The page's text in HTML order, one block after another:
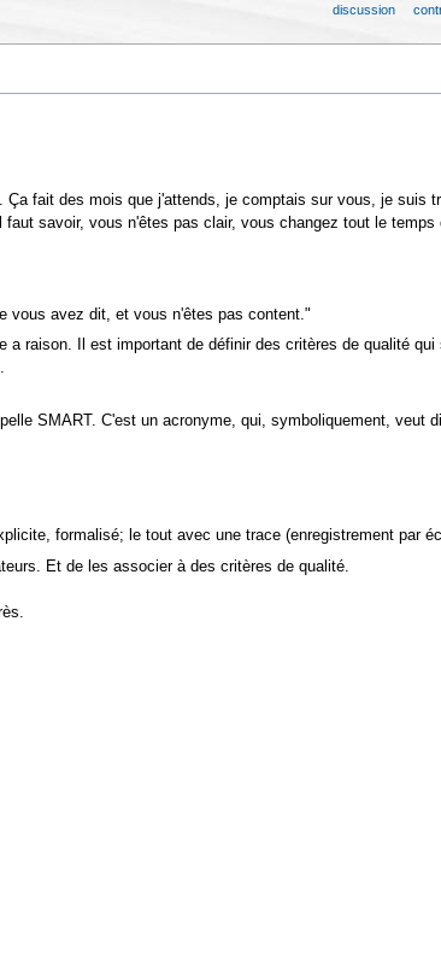
fait des mois que j'attends, je comptais sur vous, je suis
savoir, vous n'êtes pas clair, vous changez tout le temps
vous avez dit, et vous n'êtes pas content."
raison. Il est important de définir des critères de qualité qui
SMART. C'est un acronyme, qui, symboliquement, veut
formalisé; le tout avec une trace (enregistrement par
Et de les associer à des critères de qualité.
discussion